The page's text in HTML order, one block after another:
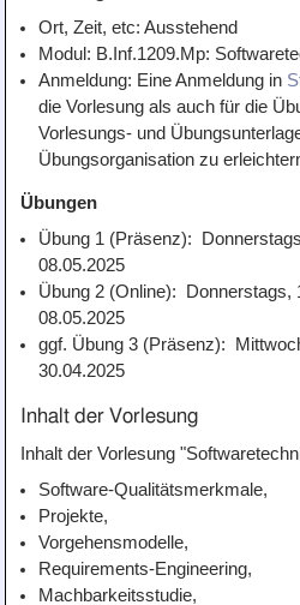
All Publications
Awards
Teaching
All Lectures
Writing and Presenting
Ort, Zeit, etc: Ausstehend
Modul: B.Inf.1209.Mp:
Anmeldung: Eine Anmeldung in
die Vorlesung als auch für die
Vorlesungs- und
Übungsorganisation zu
Übungen
Übung 1 (Präsenz):
08.05.2025
Übung 2 (Online): Donnerstags,
08.05.2025
ggf. Übung 3 (Präsenz):
30.04.2025
Inhalt der Vorlesung
Inhalt der Vorlesung
Software-Qualitätsmerkmale,
Projekte,
Vorgehensmodelle,
Requirements-Engineering,
Machbarkeitsstudie,